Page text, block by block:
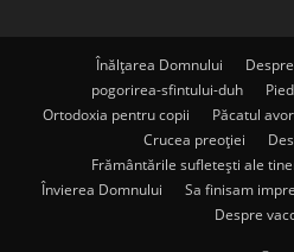
Înălțarea Domnului
pogorirea-sfintului-duh
Ortodoxia pentru copii
Păcatul
Crucea preoției
Frământările sufletești ale
Învierea Domnului
Sa finisam
Despre